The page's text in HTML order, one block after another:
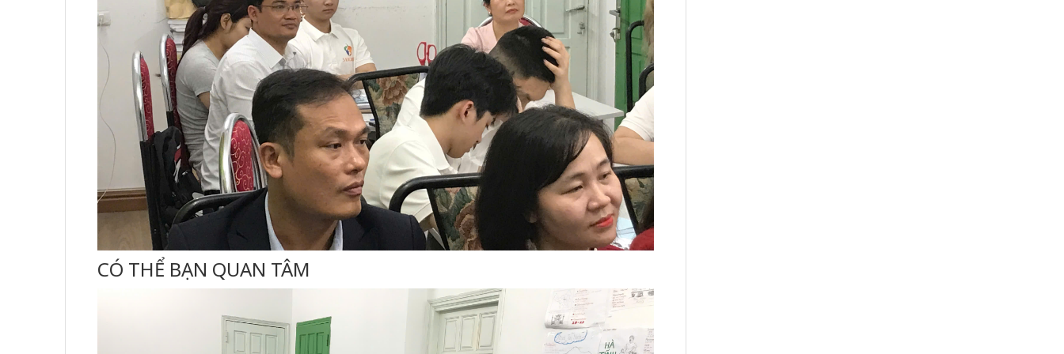
CÓ THỂ BẠN QUAN TÂM